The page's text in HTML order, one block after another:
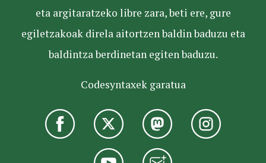
eta argitaratzeko libre zara, beti ere, gure
egiletzakoak direla aitortzen baldin baduzu eta
baldintza berdinetan egiten baduzu.
Codesyntaxek garatua